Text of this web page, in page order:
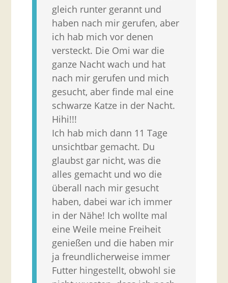
gleich runter gerannt und
haben nach mir gerufen, aber
ich hab mich vor denen
versteckt. Die Omi war die
ganze Nacht wach und hat
nach mir gerufen und mich
gesucht, aber finde mal eine
schwarze Katze in der Nacht.
Hihi!!!
Ich hab mich dann 11 Tage
unsichtbar gemacht. Du
glaubst gar nicht, was die
alles gemacht und wo die
überall nach mir gesucht
haben, dabei war ich immer
in der Nähe! Ich wollte mal
eine Weile meine Freiheit
genießen und die haben mir
ja freundlicherweise immer
Futter hingestellt, obwohl sie